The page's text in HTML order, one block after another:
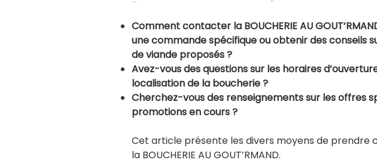
Comment contacter la BOUCHERIE AU
une commande spécifique ou obtenir des conseils
de viande proposés ?
Avez-vous des questions sur les horaires
localisation de la boucherie ?
Cherchez-vous des renseignements sur les offres
promotions en cours ?
Cet article présente les divers moyens de prendre
la BOUCHERIE AU GOUT’RMAND.